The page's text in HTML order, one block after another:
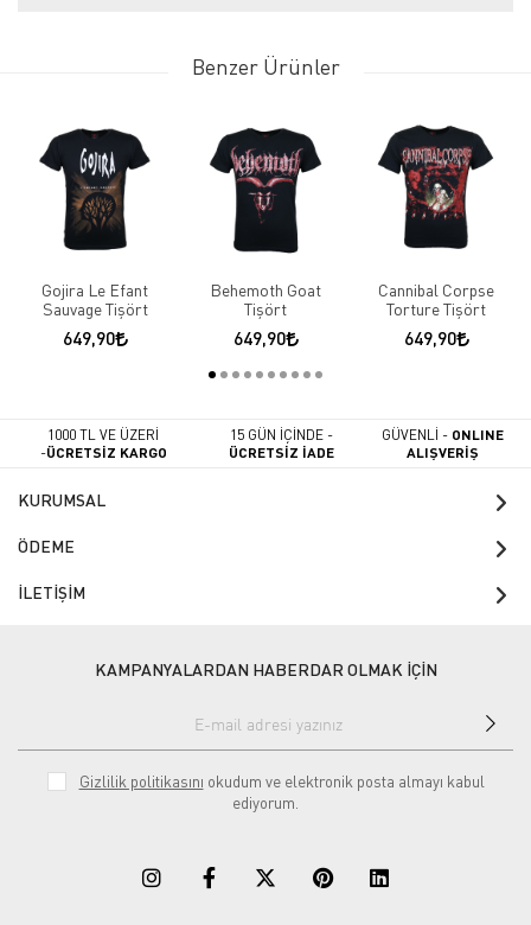
Benzer Ürünler
Gojira Le Efant
Sauvage Tişört
649,90
Behemoth Goat
Tişört
649,90
Cannibal Corpse
Torture Tişört
649,90
1000 TL VE ÜZERİ
-ÜCRETSİZ KARGO
15 GÜN İÇİNDE -
ÜCRETSİZ İADE
GÜVENLİ - ONLINE
ALIŞVERİŞ
KURUMSAL
ÖDEME
İLETİŞİM
KAMPANYALARDAN HABERDAR OLMAK İÇİN
Gizlilik politikasını okudum ve elektronik posta almayı kabul
ediyorum.